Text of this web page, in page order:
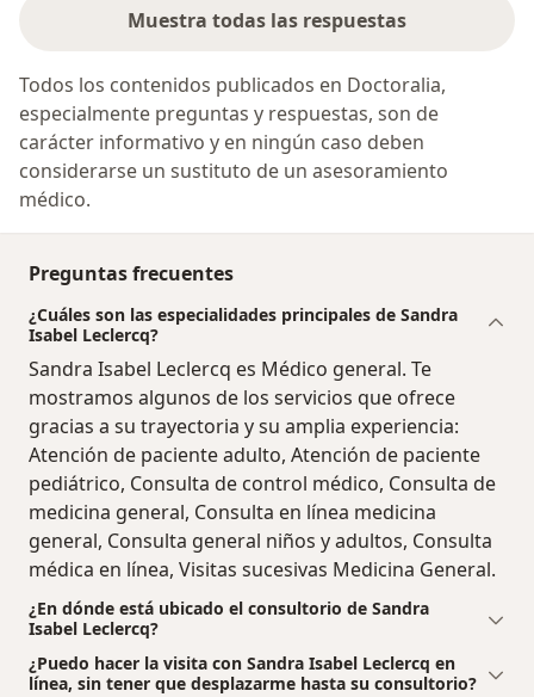
Muestra todas las respuestas
Todos los contenidos publicados en Doctoralia,
especialmente preguntas y respuestas, son de
carácter informativo y en ningún caso deben
considerarse un sustituto de un asesoramiento
médico.
Preguntas frecuentes
¿Cuáles son las especialidades principales de Sandra
Isabel Leclercq?
Sandra Isabel Leclercq es Médico general. Te
mostramos algunos de los servicios que ofrece
gracias a su trayectoria y su amplia experiencia:
Atención de paciente adulto, Atención de paciente
pediátrico, Consulta de control médico, Consulta de
medicina general, Consulta en línea medicina
general, Consulta general niños y adultos, Consulta
médica en línea, Visitas sucesivas Medicina General.
¿En dónde está ubicado el consultorio de Sandra
Isabel Leclercq?
¿Puedo hacer la visita con Sandra Isabel Leclercq en
línea, sin tener que desplazarme hasta su consultorio?